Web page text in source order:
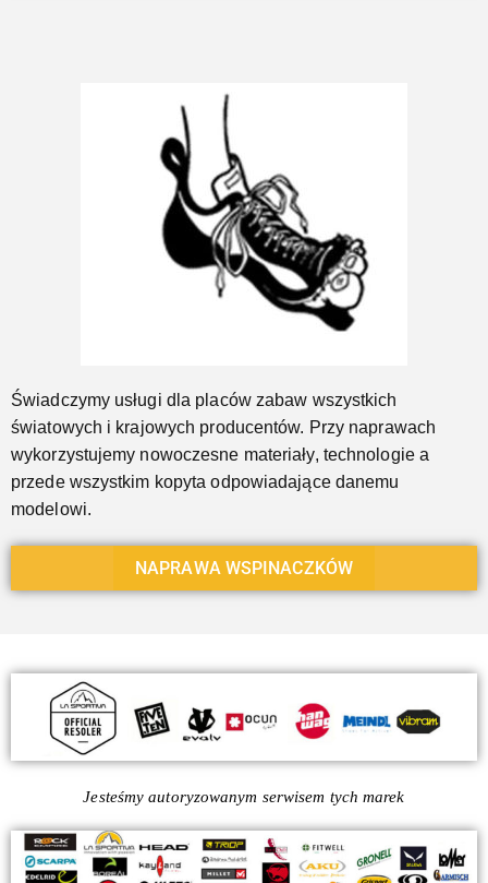
Świadczymy usługi dla placów zabaw wszystkich
światowych i krajowych producentów. Przy naprawach
wykorzystujemy nowoczesne materiały, technologie a
przede wszystkim kopyta odpowiadające danemu
modelowi.
NAPRAWA WSPINACZKÓW
Jesteśmy autoryzowanym serwisem tych marek